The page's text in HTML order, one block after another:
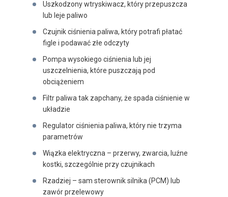
Uszkodzony wtryskiwacz, który przepuszcza
lub leje paliwo
Czujnik ciśnienia paliwa, który potrafi płatać
figle i podawać złe odczyty
Pompa wysokiego ciśnienia lub jej
uszczelnienia, które puszczają pod
obciążeniem
Filtr paliwa tak zapchany, że spada ciśnienie w
układzie
Regulator ciśnienia paliwa, który nie trzyma
parametrów
Wiązka elektryczna – przerwy, zwarcia, luźne
kostki, szczególnie przy czujnikach
Rzadziej – sam sterownik silnika (PCM) lub
zawór przelewowy